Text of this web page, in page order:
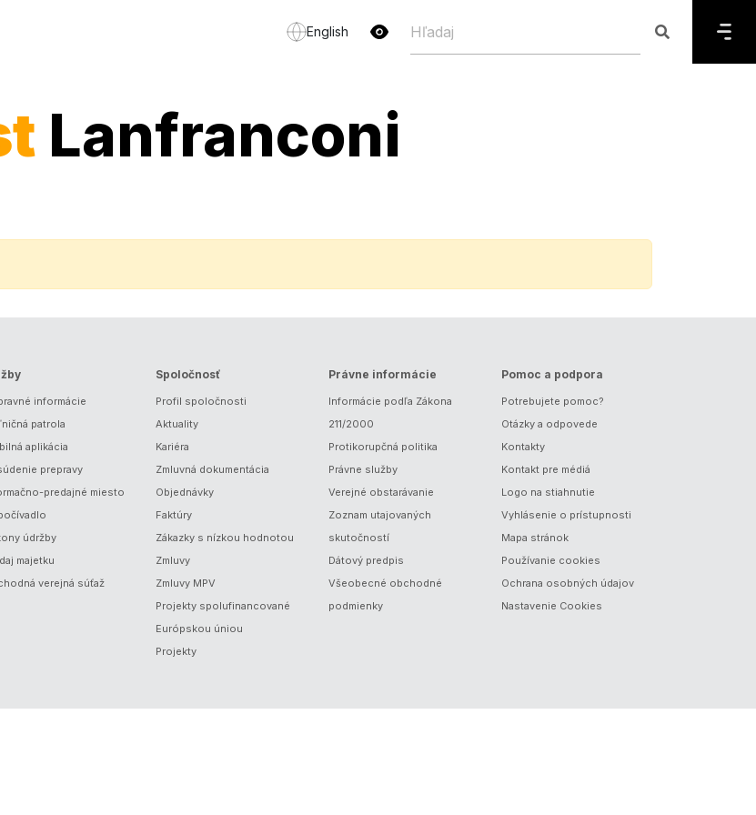
English
Lanfranconi
informácie
patrola
aplikácia
prepravy
predajné miesto
údržby
majetku
verejná súťaž
Spoločnosť
Profil spoločnosti
Aktuality
Kariéra
Zmluvná dokumentácia
Objednávky
Faktúry
Zákazky s nízkou hodnotou
Zmluvy
Zmluvy MPV
Projekty spolufinancované
Európskou úniou
Projekty
Právne informácie
Informácie podľa Zákona
211/2000
Protikorupčná politika
Právne služby
Verejné obstarávanie
Zoznam utajovaných
skutočností
Dátový predpis
Všeobecné obchodné
podmienky
Pomoc a podpora
Potrebujete pomoc?
Otázky a odpovede
Kontakty
Kontakt pre médiá
Logo na stiahnutie
Vyhlásenie o prístupnosti
Mapa stránok
Používanie cookies
Ochrana osobných údajov
Nastavenie Cookies